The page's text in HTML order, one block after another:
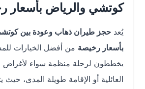
كوتشي والرياض بأسعار
حجز طيران ذهاب وعودة بين كوتشي
بأسعار رخيصة من أفضل الخيارات
يخططون لرحلة منظمة سواء لأغراض العمل
العائلية أو الإقامة طويلة المدى، حيث يتيح